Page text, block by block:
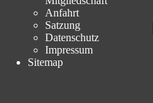
Anfahrt
Satzung
Datenschutz
Impressum
Sitemap